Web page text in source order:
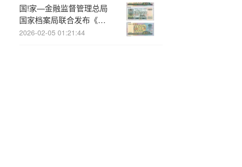
国!家—金融监督管理总局
国家档案局联合发布《国
家金融监督管理总局及各
2026-02-05 01:21:44